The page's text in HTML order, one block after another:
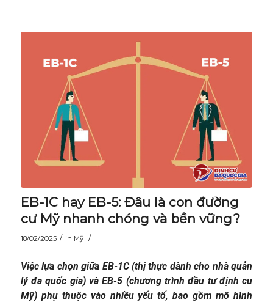
EB-1C hay EB-5: Đâu là con đường
cư Mỹ nhanh chóng và bền vững?
18/02/2025 / in Mỹ /
Việc lựa chọn giữa EB-1C (thị thực dành cho nhà quản
lý đa quốc gia) và EB-5 (chương trình đầu tư định cư
Mỹ) phụ thuộc vào nhiều yếu tố, bao gồm mô hình